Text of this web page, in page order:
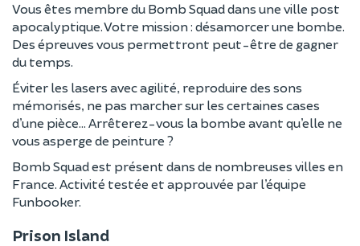
Vous êtes membre du Bomb Squad dans une ville post
apocalyptique. Votre mission : désamorcer une bombe.
Des épreuves vous permettront peut-être de gagner
du temps.
Éviter les lasers avec agilité, reproduire des sons
mémorisés, ne pas marcher sur les certaines cases
d’une pièce… Arrêterez-vous la bombe avant qu’elle ne
vous asperge de peinture ?
Bomb Squad est présent dans de nombreuses villes en
France. Activité testée et approuvée par l’équipe
Funbooker.
Prison Island